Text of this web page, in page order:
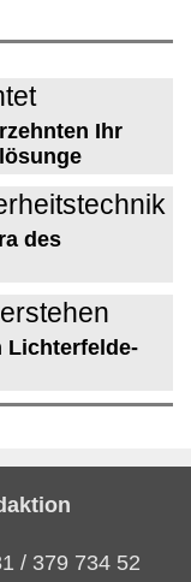
Ihr
des
Lichterfelde-
/ 379 734 52